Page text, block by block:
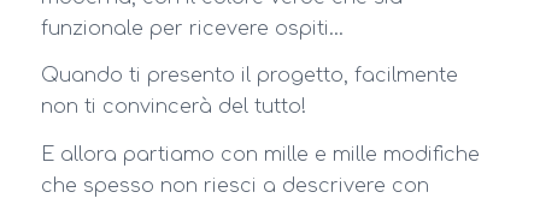
funzionale per ricevere ospiti…
Quando ti presento il progetto, facilmente
non ti convincerà del tutto!
E allora partiamo con mille e mille modifiche
che spesso non riesci a descrivere con